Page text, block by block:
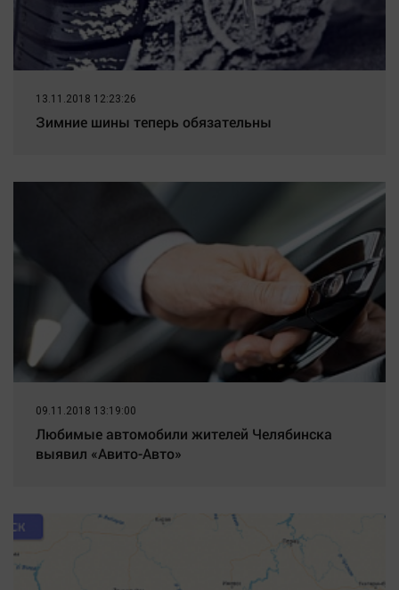
13.11.2018 12:23:26
Зимние шины теперь обязательны
09.11.2018 13:19:00
Любимые автомобили жителей Челябинска
выявил «Авито-Авто»